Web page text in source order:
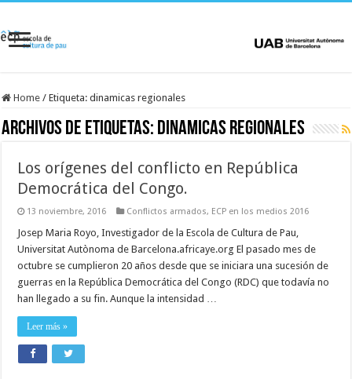
Home / Etiqueta:dinamicas regionales
Archivos de etiquetas: dinamicas regionales
Los orígenes del conflicto en República
Democrática del Congo.
13 noviembre, 2016 Conflictos armados, ECP en los medios 2016
Josep Maria Royo, Investigador de la Escola de Cultura de Pau,
Universitat Autònoma de Barcelona.africaye.org El pasado mes de
octubre se cumplieron 20 años desde que se iniciara una sucesión de
guerras en la República Democrática del Congo (RDC) que todavía no
han llegado a su fin. Aunque la intensidad …
Leer más »